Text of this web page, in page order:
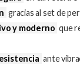
gracias al set de
y moderno que
ante